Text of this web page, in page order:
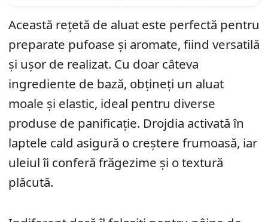
Această rețetă de aluat este perfectă pentru
preparate pufoase și aromate, fiind versatilă
și ușor de realizat. Cu doar câteva
ingrediente de bază, obțineți un aluat
moale și elastic, ideal pentru diverse
produse de panificație. Drojdia activată în
laptele cald asigură o creștere frumoasă, iar
uleiul îi conferă frăgezime și o textură
plăcută.